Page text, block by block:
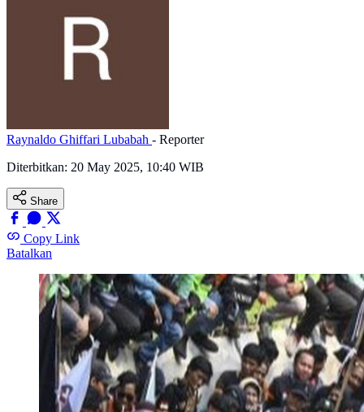
Raynaldo Ghiffari Lubabah - Reporter
Diterbitkan: 20 May 2025, 10:40 WIB
Share
Copy Link
Batalkan